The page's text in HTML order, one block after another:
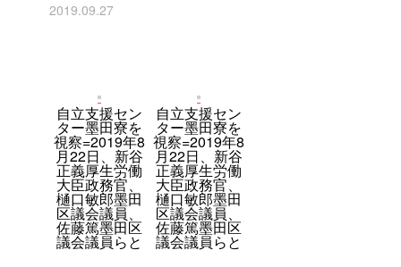
2019.09.27
自立支援セン
ター墨田寮を
視察=2019年8
月22日、新谷
正義厚生労働
大臣政務官、
樋口敏郎墨田
区議会議員、
佐藤篤墨田区
議会議員らと
自立支援セン
ター墨田寮を
視察=2019年8
月22日、新谷
正義厚生労働
大臣政務官、
樋口敏郎墨田
区議会議員、
佐藤篤墨田区
議会議員らと